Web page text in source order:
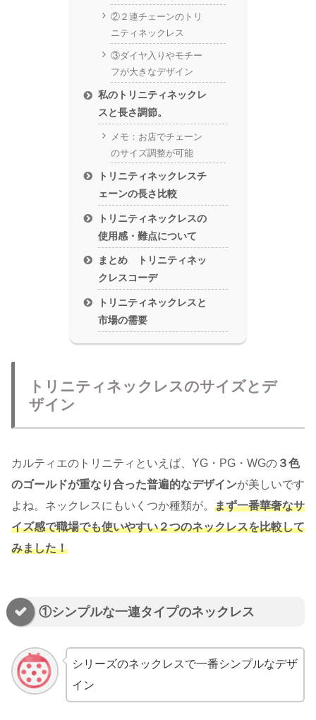
②２連チェーンのトリ
ニティネックレス
③ダイヤ入りやモチー
フが大きなデザイン
私のトリニティネックレ
スと長さ調節。
メモ：お店でチェーン
のサイズ調整が可能
トリニティネックレスチ
ェーンの長さ比較
トリニティネックレスの
使用感・難点について
まとめ トリニティネッ
クレスコーデ
トリニティネックレスと
市場の需要
トリニティネックレスのサイズとデ
ザイン
カルティエのトリニティといえば、YG・PG・WGの ３色
のゴールドが重なり合った普遍的なデザインが美しいです
よね。ネックレスにもいくつか種類が。 まず一番華奢なサ
イズ感で職場でも使いやすい２つのネックレスを比較して
みました！
①シンプルな一連タイプのネックレス
シリーズのネックレスで一番シンプルなデザ
イン